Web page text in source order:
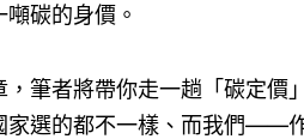
碳的身價。
筆者將帶你走一趟「碳定價
家選的都不一樣、而我們——